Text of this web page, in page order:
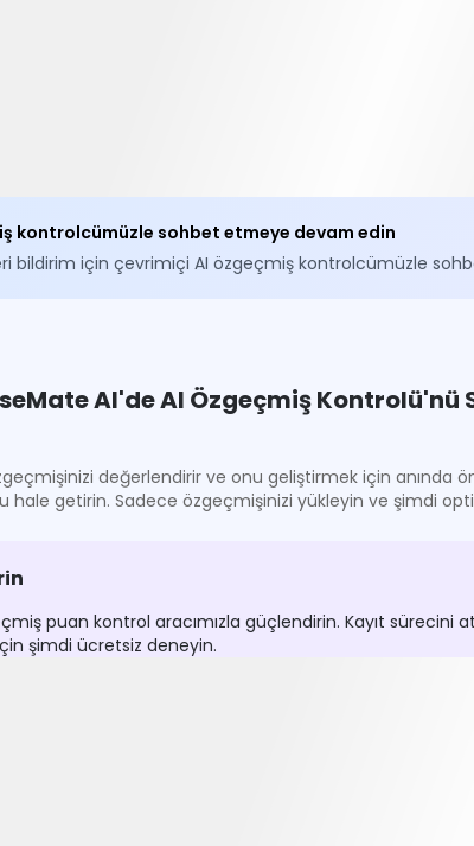
kontrolcümüzle sohbet etmeye devam edin
bildirim için çevrimiçi AI özgeçmiş kontrolcümüzle
AI'de AI Özgeçmiş Kontrolü'nü
değerlendirir ve onu geliştirmek için
hale getirin. Sadece özgeçmişinizi yükleyin ve şimdi
puan kontrol aracımızla güçlendirin. Kayıt
şimdi ücretsiz deneyin.